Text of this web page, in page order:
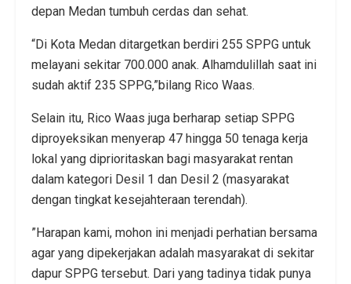
depan Medan tumbuh cerdas dan sehat.
“Di Kota Medan ditargetkan berdiri 255 SPPG untuk
melayani sekitar 700.000 anak. Alhamdulillah saat ini
sudah aktif 235 SPPG,”bilang Rico Waas.
Selain itu, Rico Waas juga berharap setiap SPPG
diproyeksikan menyerap 47 hingga 50 tenaga kerja
lokal yang diprioritaskan bagi masyarakat rentan
dalam kategori Desil 1 dan Desil 2 (masyarakat
dengan tingkat kesejahteraan terendah).
​”Harapan kami, mohon ini menjadi perhatian bersama
agar yang dipekerjakan adalah masyarakat di sekitar
dapur SPPG tersebut. Dari yang tadinya tidak punya